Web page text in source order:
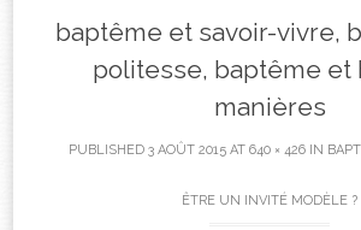
baptême et savoir-vivre,
politesse, baptême et
manières
PUBLISHED 3 AOÛT 2015 AT 640 × 426 IN
ÊTRE UN INVITÉ MODÈLE ?